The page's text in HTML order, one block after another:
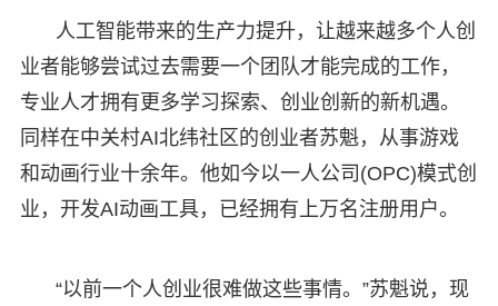
人工智能带来的生产力提升，让越来越多个人创
业者能够尝试过去需要一个团队才能完成的工作，
专业人才拥有更多学习探索、创业创新的新机遇。
同样在中关村AI北纬社区的创业者苏魁，从事游戏
和动画行业十余年。他如今以一人公司(OPC)模式创
业，开发AI动画工具，已经拥有上万名注册用户。
“以前一个人创业很难做这些事情。”苏魁说，现